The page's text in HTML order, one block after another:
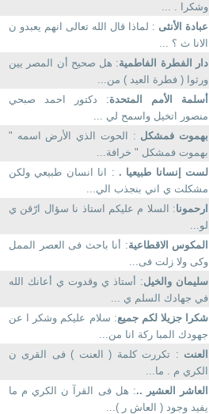
وشكرا . ...
عبادة الأنثى : لماذا قال الله تعالى انهم يعبدو ن
الانا ث ؟ ...
دار الفطرة الفاطمية: هل صحيح أن المصر يين
ورثوا ( فطرة العيد ) من...
أسلمة الأمم المتحدة: دكتور احمد صبحي
منصور اتخيل واسمح لي ...
بهموت فمشكل : الحوت الذي الأرض اسمه "
بهموت فمشكل " خرافة...
لست إنسانا طبيعيا . : انا انسان طبيعي ولكن
مشكلت ي اني بنجذب الي...
ارحمونا: السلا م عليكم استاذ نا سؤال ارّقن ي
لو...
المكوس الاقطاعية: أنا باحث فى العصر الممل
وكى ولا زلت فى...
سليمان والخيل: أستاذ ي وقدوت ي أعانك الله
في جهادك السلم ي ...
شكرا جزيلا لكم جميع: سلام عليكم وشكر ا عن
جهودك المبا ركة انا من...
العنت : تكررت كلمة ( العنت ) فى القرى ن
الكري م . ما...
العاشر العشير ..: هل فى القرآ ن الكري م ما
يفيد وجود ( العاش ر )...